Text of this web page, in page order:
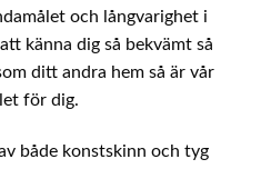
och långvarighet i
känna dig så bekvämt så
ditt andra hem så är vår
för dig.
både konstskinn och tyg